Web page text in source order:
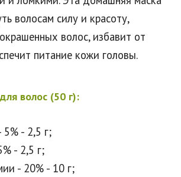
волосам силу и красоту,
волос, избавит от
питание кожи головы.
волос (50 г):
5% - 2,5 г;
- 2,5 г;
- 20% - 10 г;